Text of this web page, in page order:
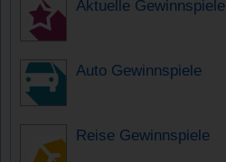
Aktuelle Gewinnspiele
Auto Gewinnspiele
Reise Gewinnspiele